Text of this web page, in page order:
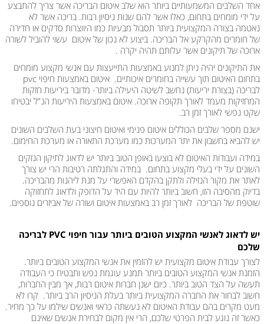
אחד השלבים המשמעותיים ביותר הוא שלב איטום הבריכה אשר צריך להתבצע
על ידי מומחים בתחום, כאלו אשר להם שנות ניסיון רבות. בריכה אשר לא
נאטמה בצורה המקצועית ביותר תסבול מבעיות כמו היווצרות סדקים או חדירה
של חומרים מהקרקע אל הבריכה. ביצוע לא נכון של איטום עשוי להוביל לשורה
ארוכה של תיקונים אשר עלותם תהיה יקרה .
את התיקונים יהיה ניתן למנוע באמצעות התייעצות עם אנשי מקצוע מומחים
בתחום האיטום תוך עשייה בחומרים איכותיים. איטום באמצעות חיפוי pvc
לבריכה (בצורת יריעות) נחשב לשיטה היעילה ביותר- מדובר ביריעות חזקות
המחזיקות מעמד לאורך תקופה ארוכה. איטום באמצעות היריעות הנ”ל יבטיחו
שקט נפשי לאורך זמן רב.
ישנם מספר שלבים הכוללים איטום פנימי ואיטום חיצוני בעת השלבים השונים
יש להביא בחשבון את יתר המערכות כמו מערכת התאורה או מערכת החימום.
במידה ועבודות האיטום לא בוצעו באופן הטוב ביותר יש לדאוג לתיקון הנזקים
השונים על ידי בעלי מקצוע בתחום. במידה והתגלתה רטיבות הרי יש צורך
לאתר את מקור הנזילה ולתקן בהקדם האפשרי על מנת ליהנות מהבריכה.
בדיוק מהסיבה הזו, חשוב ביותר להיות עם היד על הדופק ולדאוג לתחזוקה
שוטפת של הבריכה לאורך זמן רב באמצעות איטום ושורה של אביזרים נוספים.
יש לדאוג לאנשי המקצוע הטובים ביותר עבור חיפוי PVC לבריכה
שלכם
לצורך עבודת איטום מקצועית יש להזמין את אנשי המקצוע הטובים ביותר.
הזמנת אנשי המקצוע הטובים ביותר תמנע עוגמת נפש ותבטיח כי העבודה
תעשה על הצד הטוב ביותר. כיום ישנן חברות איטום רבות, אך מבין החברות,
חשוב לבחור את החברה המקצועית ביותר בעלת הניסיון הרב ביותר. קרו לא
מעט מקרים בהם עבודת האיטום לא נעשתה כראוי ואנשים שילמו על כך מחיר.
כאשר זה נוגע לבית הפרטי שלכם, הרי אין מקום לבחירת אנשים שאינם